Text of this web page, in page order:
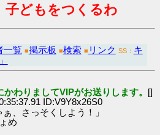
子どもをつくるわ
一覧 ■掲示板 ■検索 ■ リンク SS： キ
かわりましてVIPがお送りします。 []
ID:V9Y8x26S0
、さっそくしよう！」
め